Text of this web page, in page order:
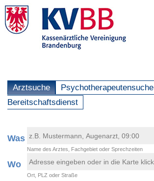
Arztsuche Psychotherapeutensuche
Bereitschaftsdienst
Was
Name des Arztes, Fachgebiet oder Sprechzeiten
Wo
Ort, PLZ oder Straße